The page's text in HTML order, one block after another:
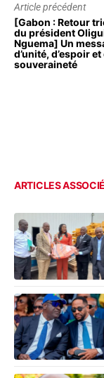
Article précédent
[Gabon : Retour
du président
Nguema] Un
d’unité, d’espoir et
souveraineté
ARTICLES